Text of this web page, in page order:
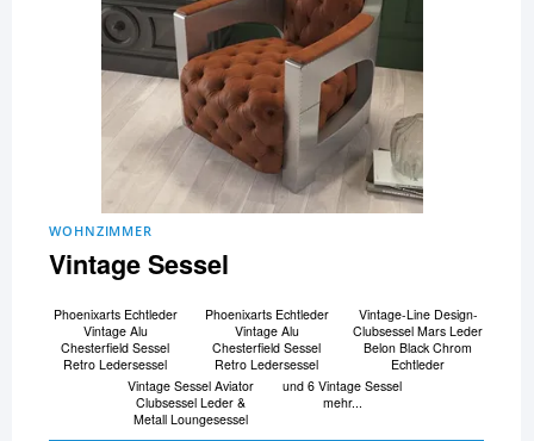
WOHNZIMMER
Vintage Sessel
Phoenixarts Echtleder
Vintage Alu
Chesterfield Sessel
Retro Ledersessel
Phoenixarts Echtleder
Vintage Alu
Chesterfield Sessel
Retro Ledersessel
Vintage-Line Design-
Clubsessel Mars Leder
Belon Black Chrom
Echtleder
Vintage Sessel Aviator
Clubsessel Leder &
Metall Loungesessel
und 6 Vintage Sessel
mehr...